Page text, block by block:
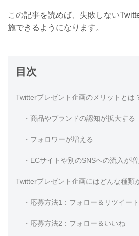
この記事を読めば、失敗しない
施できるようになります。
目次
Twitterプレゼント企画のメリットとは？
・商品やブランドの認知が拡大する
・フォロワーが増える
・ECサイトや別のSNSへの流入が増
Twitterプレゼント企画にはどんな種類
・応募方法1：フォロー＆リツイート
・応募方法2：フォロー＆いいね